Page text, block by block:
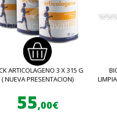
ARTICOLAGENO 3 X 315 G
( NUEVA PRESENTACION)
55,00€